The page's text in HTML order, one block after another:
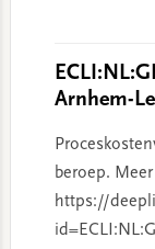
Arnhem-
beroep.
https://